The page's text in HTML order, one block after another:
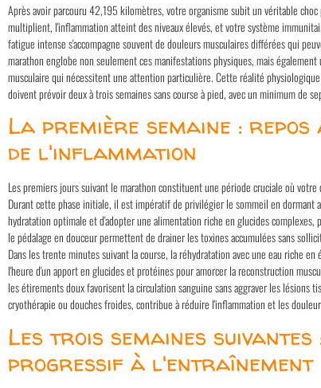
Après avoir parcouru 42,195 kilomètres, votre organisme subit un véritable
multiplient, l'inflammation atteint des niveaux élevés, et votre système
fatigue intense s'accompagne souvent de douleurs musculaires différées qui
marathon englobe non seulement ces manifestations physiques, mais
musculaire qui nécessitent une attention particulière. Cette réalité
doivent prévoir deux à trois semaines sans course à pied, avec un minimum de
La première semaine :
de l'inflammation
Les premiers jours suivant le marathon constituent une période cruciale où
Durant cette phase initiale, il est impératif de privilégier le sommeil en dormant
hydratation optimale et d'adopter une alimentation riche en glucides complexes,
le pédalage en douceur permettent de drainer les toxines accumulées sans
Dans les trente minutes suivant la course, la réhydratation avec une eau riche
l'heure d'un apport en glucides et protéines pour amorcer la reconstruction
les étirements doux favorisent la circulation sanguine sans aggraver les lésions
cryothérapie ou douches froides, contribue à réduire l'inflammation et les
Les trois semaines
progressif à l'entraînement